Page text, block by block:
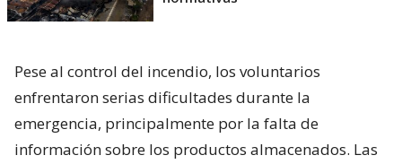
Pese al control del incendio, los voluntarios
enfrentaron serias dificultades durante la
emergencia, principalmente por la falta de
información sobre los productos almacenados. Las